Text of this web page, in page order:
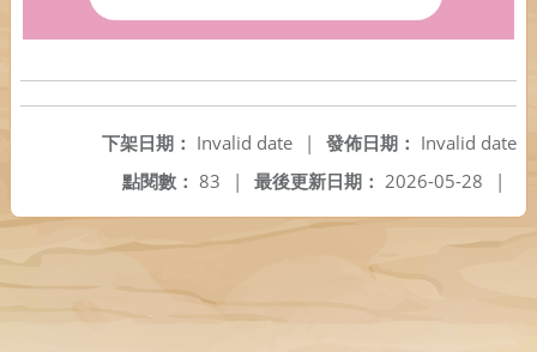
發佈日期： Invalid date
下架日期： Invalid date
|
最後更新日期： 2026-05-28 |
點閱數： 83 |